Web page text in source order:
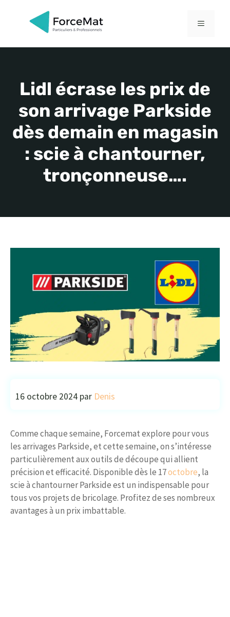
MENU
Lidl écrase les prix de
son arrivage Parkside
dès demain en magasin
: scie à chantourner,
tronçonneuse….
16 octobre 2024 par Denis
Comme chaque semaine, Forcemat explore pour vous
les arrivages Parkside, et cette semaine, on s’intéresse
particulièrement aux outils de découpe qui allient
précision et efficacité. Disponible dès le 17octobre, la
scie à chantourner Parkside est un indispensable pour
tous vos projets de bricolage. Profitez de ses nombreux
avantages à un prix imbattable.